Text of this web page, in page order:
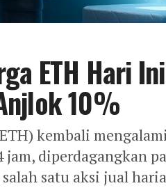
ETH Hari
10%
kembali
jam, diperdagangkan
satu aksi jual